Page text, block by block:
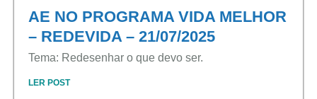
AE NO PROGRAMA VIDA MELHOR
– REDEVIDA – 21/07/2025
Tema: Redesenhar o que devo ser.
LER POST